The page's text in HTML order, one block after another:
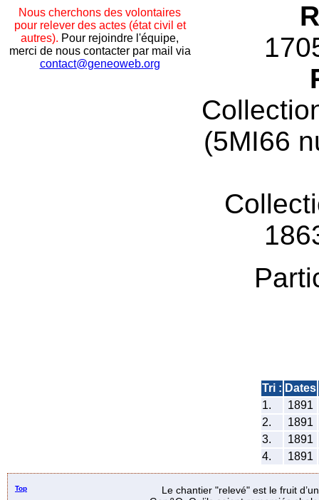
Nous cherchons des volontaires
pour relever des actes (état civil et
autres). Pour rejoindre l'équipe,
merci de nous contacter par mail via
contact@geneoweb.org
(5MI66
Tri : Dates
1.
1891
2.
1891
3.
1891
4.
1891
Top
Le chantier "relevé" est le fruit